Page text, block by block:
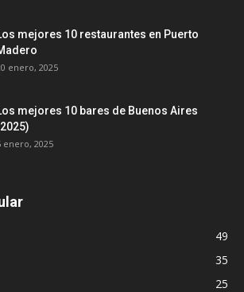
mejores 10 restaurantes en Puerto
enero, 2025
mejores 10 bares de Buenos Aires
enero, 2025
49
35
25